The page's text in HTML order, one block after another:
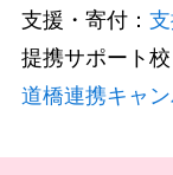
支援・寄付：
提携サポート校
道橋連携キャン